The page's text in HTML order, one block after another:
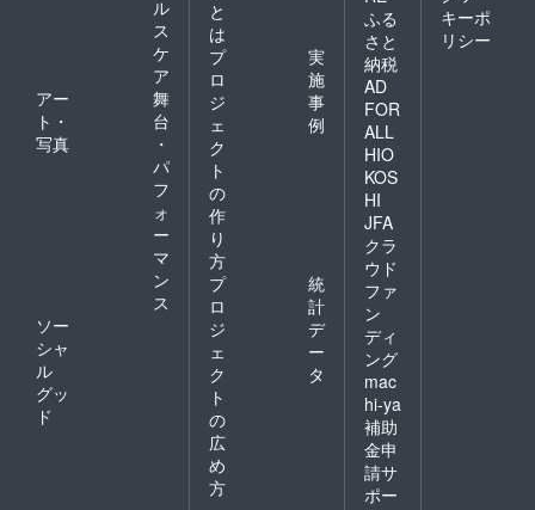
ル
ス
ケ
ア
アー
ト・
写真
舞
台
・
パ
フ
ォ
ー
マ
ン
ス
ソー
シャ
ル
グッ
ド
と
は
プ
ロ
ジ
ェ
ク
ト
の
作
り
方
実
施
事
例
プ
ロ
ジ
ェ
ク
ト
の
広
め
方
統
計
デ
ー
タ
ふる
さと
納税
AD
FOR
ALL
HIO
KOS
HI
JFA
クラ
ウド
ファ
ン
ディ
ング
mac
hi-ya
補助
金申
請サ
ポー
キーポ
リシー